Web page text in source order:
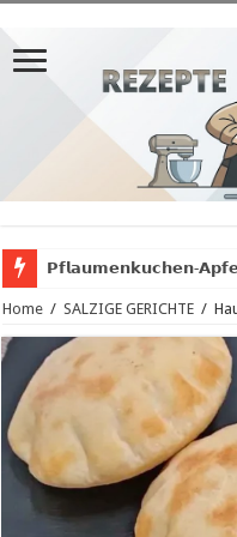
𝗣𝗳𝗹𝗮𝘂𝗺𝗲𝗻𝗸𝘂𝗰𝗵𝗲𝗻-
Home / SALZIGE GERICHTE /